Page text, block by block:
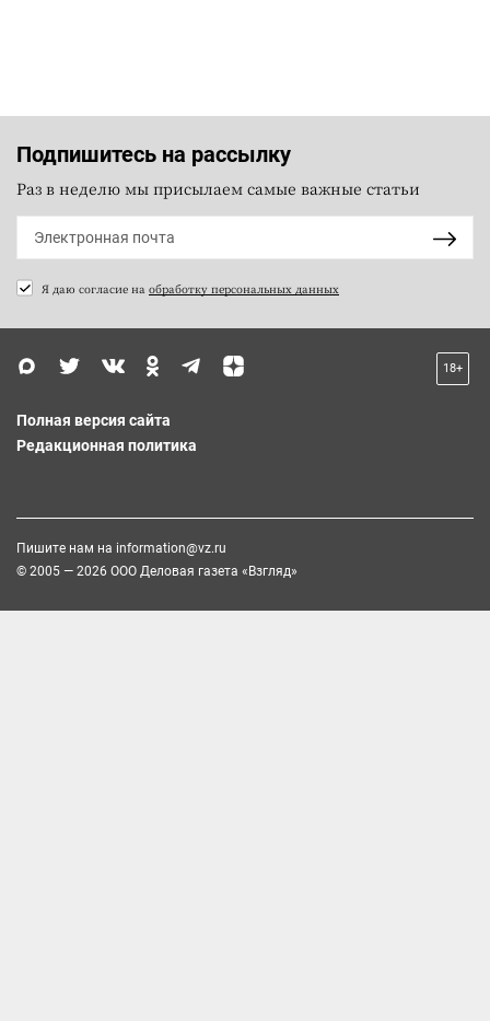
Подпишитесь на рассылку
Раз в неделю мы присылаем самые важные статьи
Я даю согласие на обработку персональных данных
18+
Полная версия сайта
Редакционная политика
Пишите нам на information@vz.ru
© 2005 — 2026 ООО Деловая газета «Взгляд»